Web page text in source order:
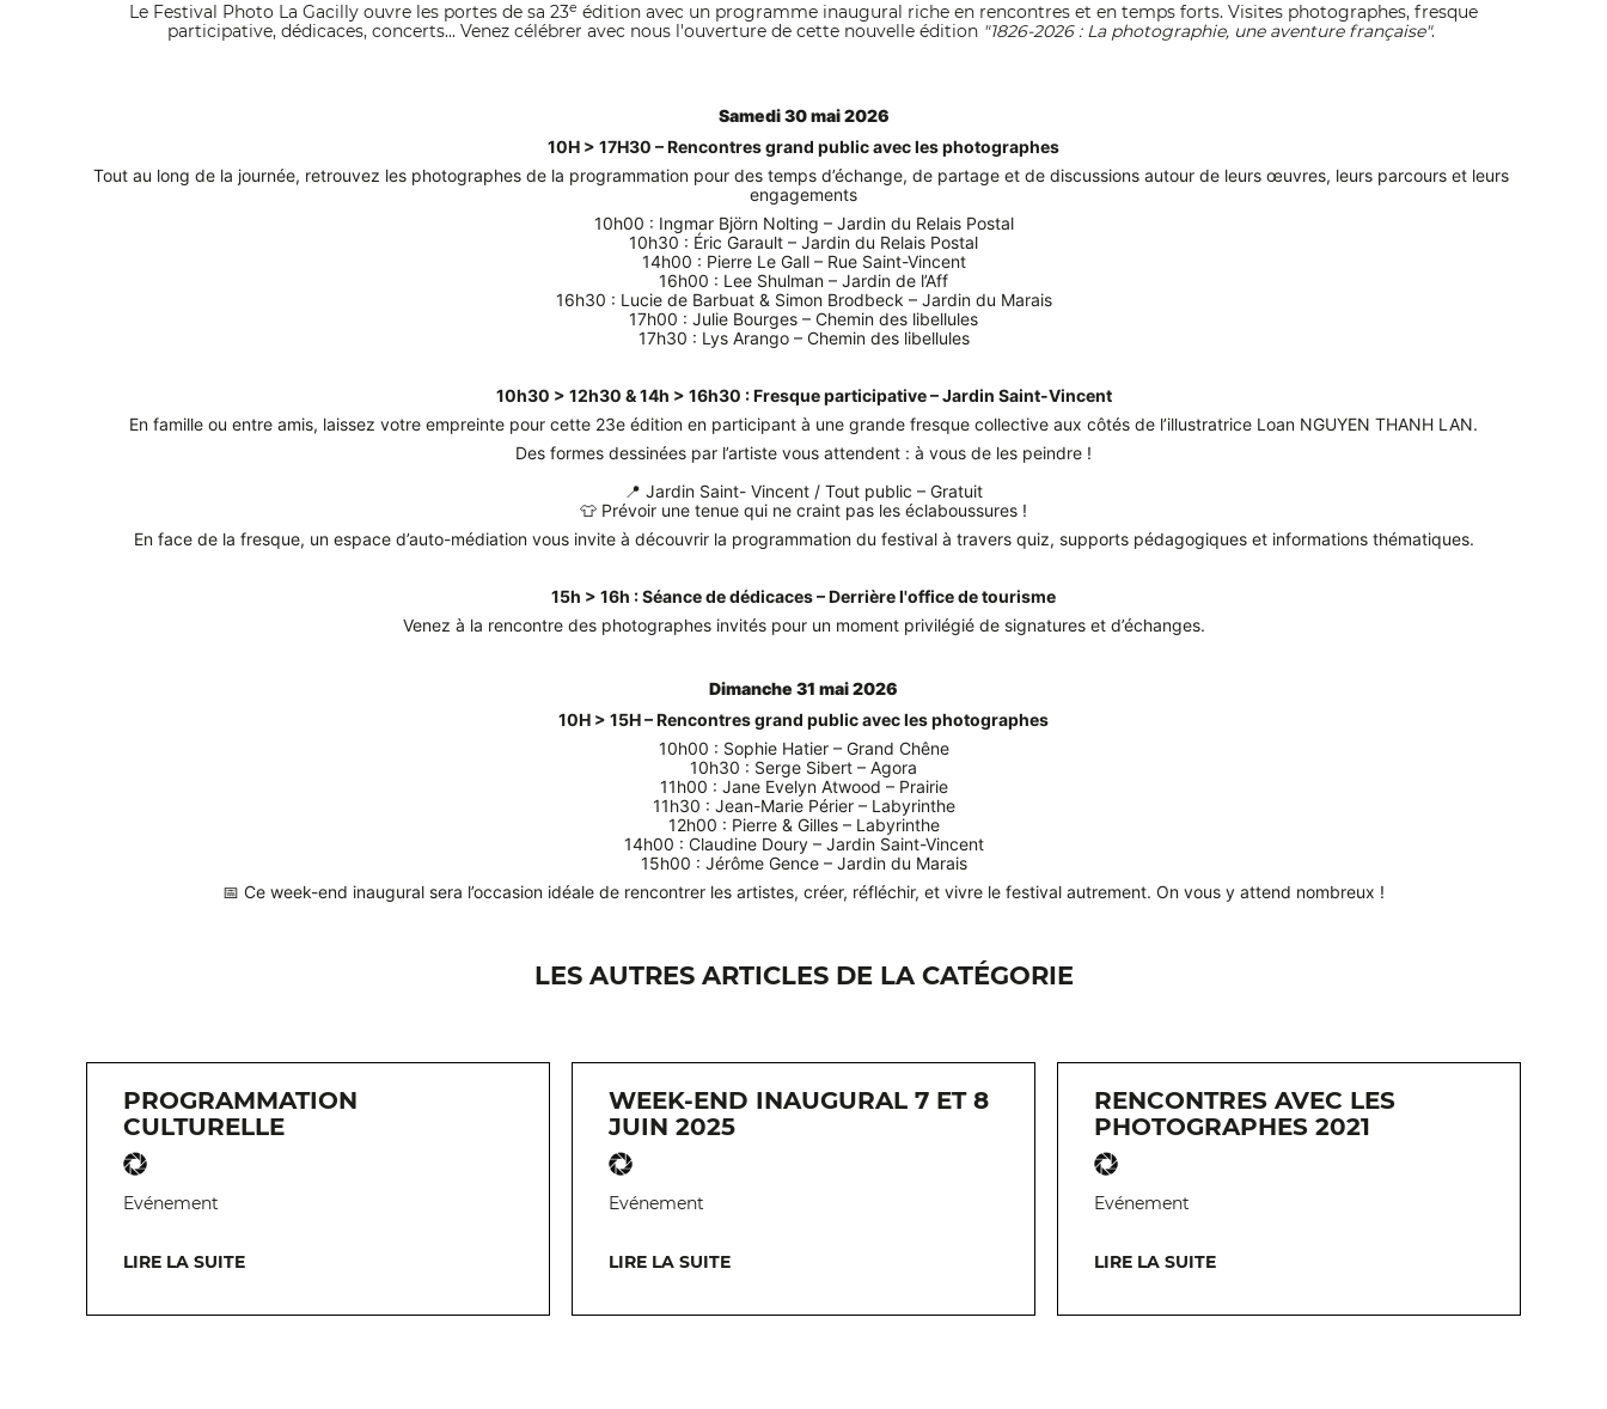
Le Festival Photo La Gacilly ouvre les portes de sa 23e édition avec un programme inaugural riche en rencontres et en temps forts. Visites photographes, fresque
participative, dédicaces, concerts... Venez célébrer avec nous l'ouverture de cette nouvelle édition "1826-2026 : La photographie, une aventure française".
Samedi 30 mai 2026
10H > 17H30 – Rencontres grand public avec les photographes
Tout au long de la journée, retrouvez les photographes de la programmation pour des temps d’échange, de partage et de discussions autour de leurs œuvres, leurs parcours et leurs
engagements
10h00 : Ingmar Björn Nolting – Jardin du Relais Postal
10h30 : Éric Garault – Jardin du Relais Postal
14h00 : Pierre Le Gall – Rue Saint-Vincent
16h00 : Lee Shulman – Jardin de l’Aff
16h30 : Lucie de Barbuat & Simon Brodbeck – Jardin du Marais
17h00 : Julie Bourges – Chemin des libellules
17h30 : Lys Arango – Chemin des libellules
10h30 > 12h30 & 14h > 16h30 : Fresque participative – Jardin Saint-Vincent
En famille ou entre amis, laissez votre empreinte pour cette 23e édition en participant à une grande fresque collective aux côtés de l’illustratrice Loan NGUYEN THANH LAN.
Des formes dessinées par l’artiste vous attendent : à vous de les peindre !
📍 Jardin Saint- Vincent / Tout public – Gratuit
👕 Prévoir une tenue qui ne craint pas les éclaboussures !
En face de la fresque, un espace d’auto-médiation vous invite à découvrir la programmation du festival à travers quiz, supports pédagogiques et informations thématiques.
15h > 16h : Séance de dédicaces – Derrière l'office de tourisme
Venez à la rencontre des photographes invités pour un moment privilégié de signatures et d’échanges.
Dimanche 31 mai 2026
10H > 15H – Rencontres grand public avec les photographes
10h00 : Sophie Hatier – Grand Chêne
10h30 : Serge Sibert – Agora
11h00 : Jane Evelyn Atwood – Prairie
11h30 : Jean-Marie Périer – Labyrinthe
12h00 : Pierre & Gilles – Labyrinthe
14h00 : Claudine Doury – Jardin Saint-Vincent
15h00 : Jérôme Gence – Jardin du Marais
📅 Ce week-end inaugural sera l’occasion idéale de rencontrer les artistes, créer, réfléchir, et vivre le festival autrement. On vous y attend nombreux !
LES AUTRES ARTICLES DE LA CATÉGORIE
PROGRAMMATION
CULTURELLE
Evénement
LIRE LA SUITE
WEEK-END INAUGURAL 7 ET 8
JUIN 2025
Evénement
LIRE LA SUITE
RENCONTRES AVEC LES
PHOTOGRAPHES 2021
Evénement
LIRE LA SUITE